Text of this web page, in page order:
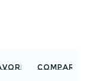
COMPARER